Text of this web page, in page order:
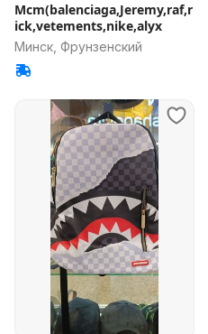
Mcm(balenciaga,Jeremy,raf,r
ick,vetements,nike,alyx
Минск, Фрунзенский